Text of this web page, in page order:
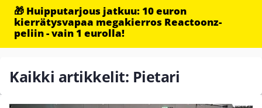
🎁 Huipputarjous jatkuu: 10 euron
kierrätysvapaa megakierros Reactoonz-
peliin - vain 1 eurolla!
Kaikki artikkelit: Pietari